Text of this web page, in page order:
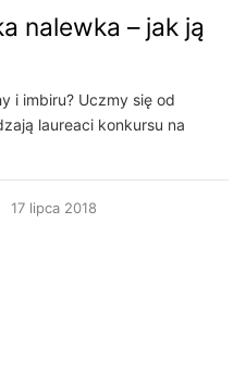
nalewka – jak ją
i imbiru? Uczmy się od
laureaci konkursu na
17 lipca 2018